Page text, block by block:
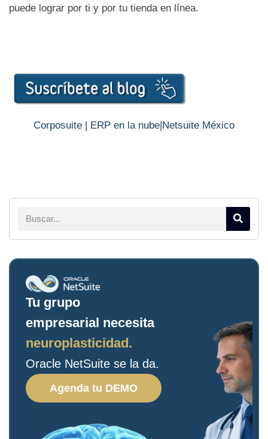
puede lograr por ti y por tu tienda en línea.
Corposuite | ERP en la nube|Netsuite México
Tu grupo
empresarial necesita
neuroplasticidad.
Oracle NetSuite se la da.
Agenda tu DEMO